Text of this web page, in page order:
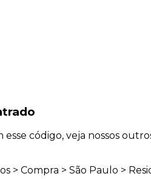
esse código, veja nossos
> Compra > São Paulo >